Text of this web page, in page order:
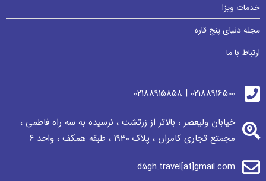
خدمات ویزا
مجله دنیای پنج قاره
ارتباط با ما
02188916500 | 02188915858
خیابان ولیعصر ، بالاتر از زرتشت ، نرسيده به سه راه فاطمی ،
مجمتع تجاری كامران ، پلاک 1930 ، طبقه همکف ، واحد ٦
d5gh.travel[at]gmail.com